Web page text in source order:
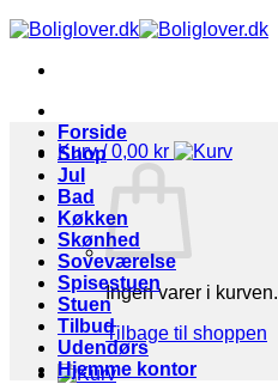
Kurv /0,00 kr
Ingen varer i kurven.
Tilbage til shoppen
Forside
Shop
Jul
Bad
Køkken
Skønhed
Soveværelse
Spisestuen
Stuen
Tilbud
Udendørs
Hjemme kontor